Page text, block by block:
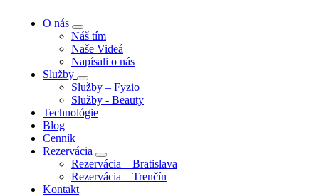
O nás
Náš tím
Naše Videá
Napísali o nás
Služby
Služby – Fyzio
Služby - Beauty
Technológie
Blog
Cenník
Rezervácia
Rezervácia – Bratislava
Rezervácia – Trenčín
Kontakt